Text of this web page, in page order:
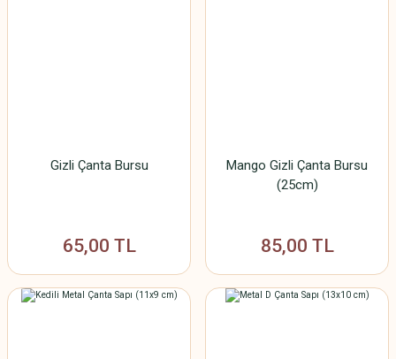
Gizli Çanta Bursu
65,00 TL
Mango Gizli Çanta Bursu
(25cm)
85,00 TL